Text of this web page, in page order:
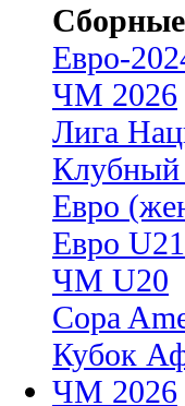
Евро-
ЧМ 2026
Лига
Клубный
Евро
Евро U21
ЧМ U20
Copa
Кубок
ЧМ 2026